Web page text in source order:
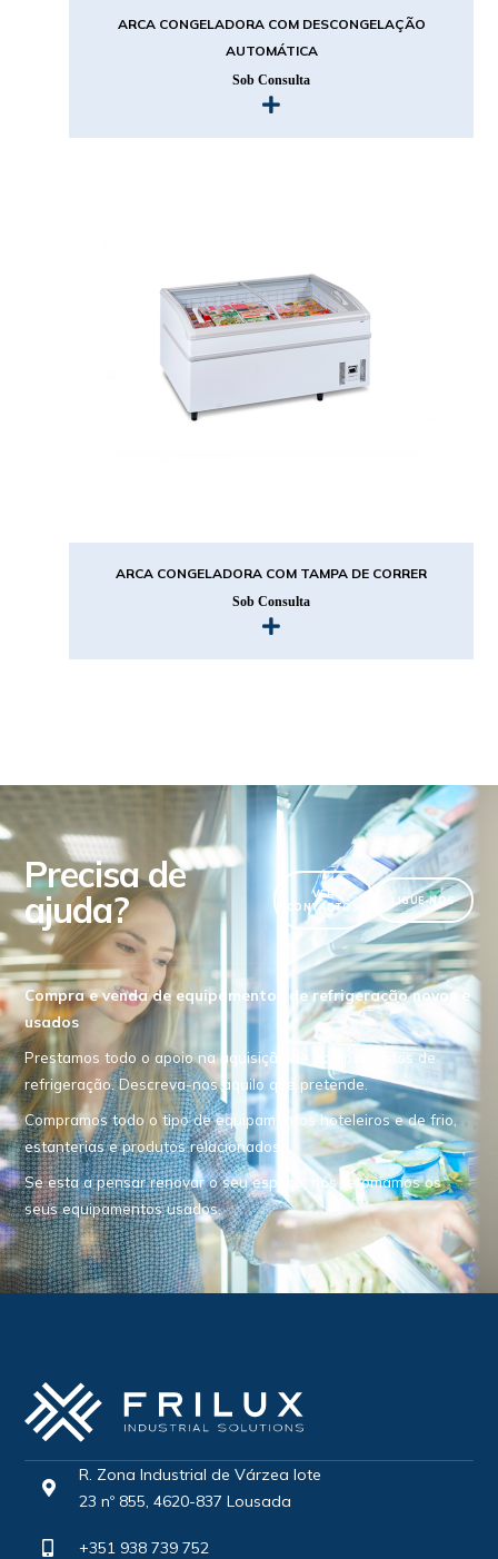
ARCA CONGELADORA COM DESCONGELAÇÃO
AUTOMÁTICA
Sob Consulta
ARCA CONGELADORA COM TAMPA DE CORRER
Sob Consulta
Precisa de
ajuda?
VER
CONTACTOS
LIGUE-NOS
Compra e venda de equipamentos de refrigeração novos e
usados
Prestamos todo o apoio na aquisição de equipamentos de
refrigeração. Descreva-nos aquilo que pretende.
Compramos todo o tipo de equipamentos hoteleiros e de frio,
estanterias e produtos relacionados.
Se esta a pensar renovar o seu espaço, nós retomamos os
seus equipamentos usados.
R. Zona Industrial de Várzea lote
23 nº 855, 4620-837 Lousada
+351 938 739 752